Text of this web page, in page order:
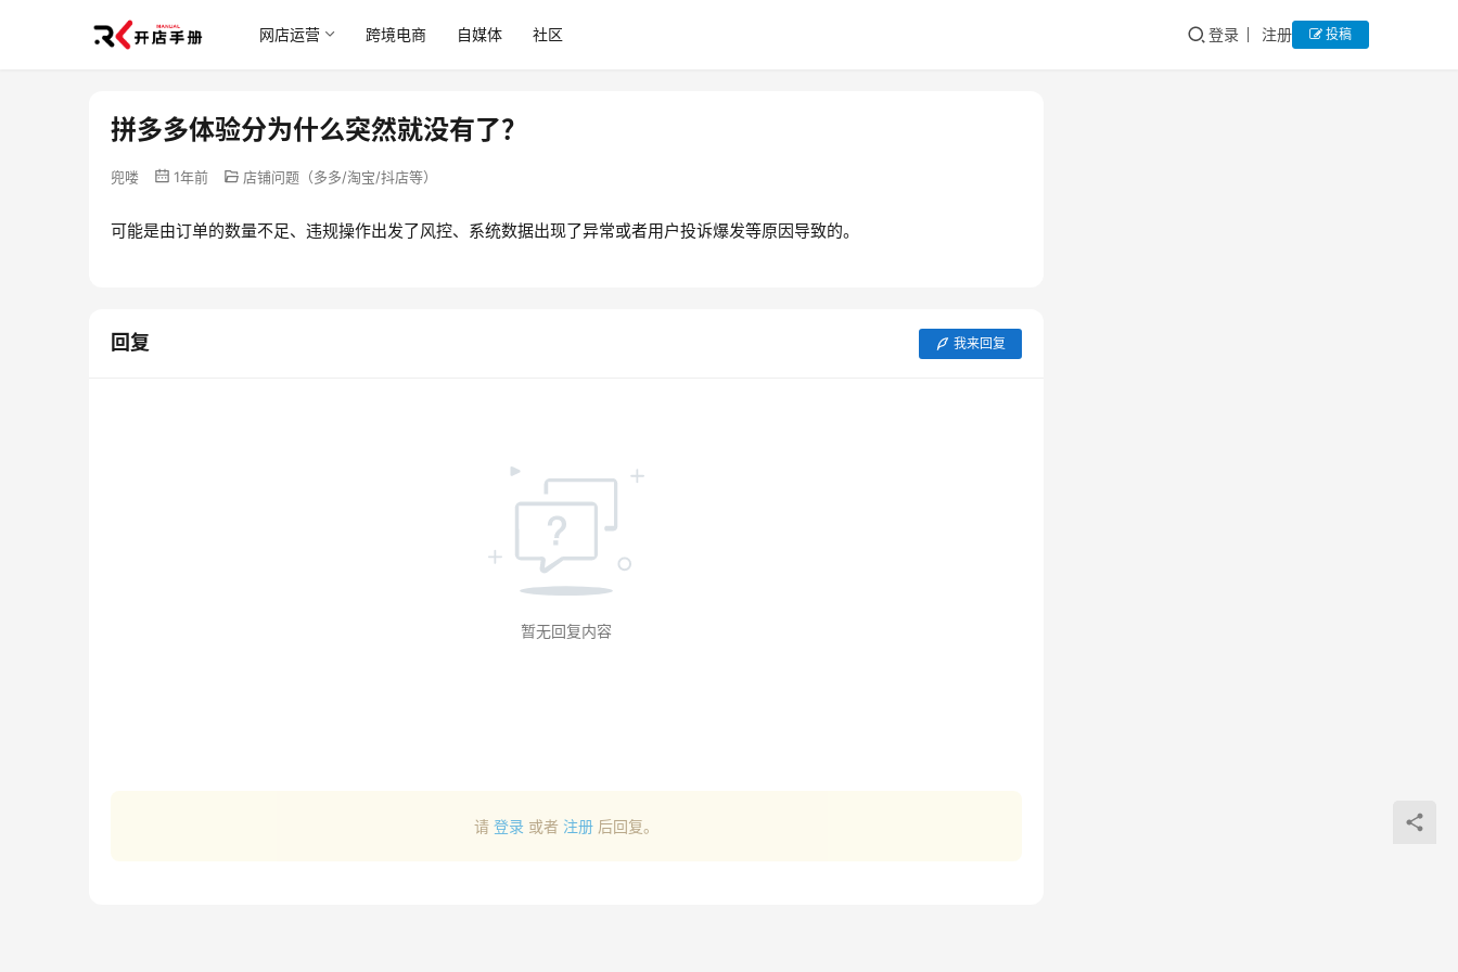
网店运营 跨境电商 自媒体 社区 登录 注册 投稿
拼多多体验分为什么突然就没有了？
兜喽 1年前 店铺问题（多多/淘宝/抖店等）
可能是由订单的数量不足、违规操作出发了风控、系统数据出现了异常或者用户投诉爆发等原因导致的。
回复 我来回复
暂无回复内容
请 登录 或者 注册 后回复。